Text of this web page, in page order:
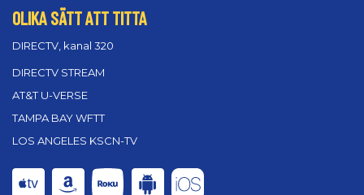
OLIKA SÄTT ATT TITTA
DIRECTV, kanal 320
DIRECTV STREAM
AT&T U-VERSE
TAMPA BAY WFTT
LOS ANGELES KSCN-TV